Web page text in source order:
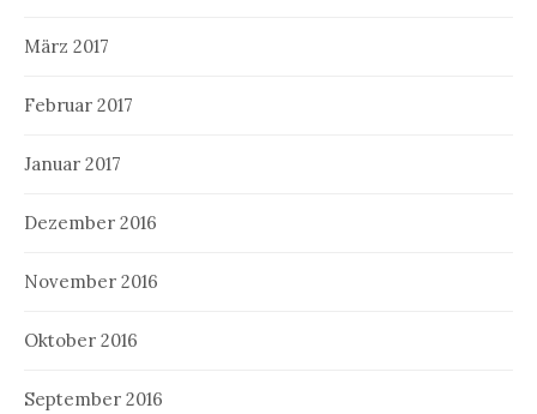
März 2017
Februar 2017
Januar 2017
Dezember 2016
November 2016
Oktober 2016
September 2016